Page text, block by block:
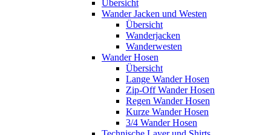
Übersicht
Wander Jacken und Westen
Übersicht
Wanderjacken
Wanderwesten
Wander Hosen
Übersicht
Lange Wander Hosen
Zip-Off Wander Hosen
Regen Wander Hosen
Kurze Wander Hosen
3/4 Wander Hosen